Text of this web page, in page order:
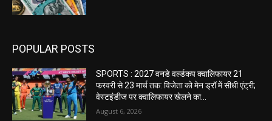
POPULAR POSTS
SPORTS : 2027 वनडे वर्ल्डकप क्वालिफायर 21
फरवरी से 23 मार्च तक: विजेता को मेन ड्रॉ में सीधी एंट्री;
वेस्टइंडीज पर क्वालिफायर खेलने का...
August 6, 2026